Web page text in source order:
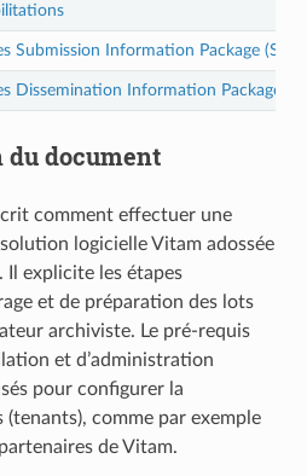
Information Package (SIP)
Dissemination Information Package
du document
comment effectuer une
logicielle Vitam adossée
explicite les étapes
et de préparation des lots
archiviste. Le pré-requis
et d’administration
pour configurer la
comme par exemple
de Vitam.